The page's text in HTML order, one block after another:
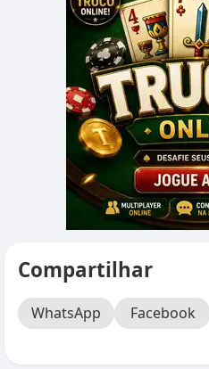
Compartilhar
WhatsApp Facebook